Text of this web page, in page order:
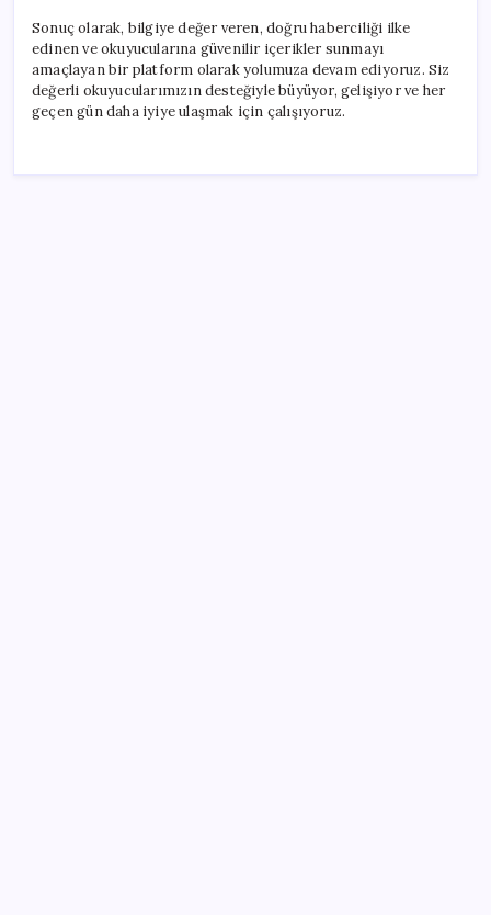
Sonuç olarak, bilgiye değer veren, doğru haberciliği ilke
edinen ve okuyucularına güvenilir içerikler sunmayı
amaçlayan bir platform olarak yolumuza devam ediyoruz. Siz
değerli okuyucularımızın desteğiyle büyüyor, gelişiyor ve her
geçen gün daha iyiye ulaşmak için çalışıyoruz.